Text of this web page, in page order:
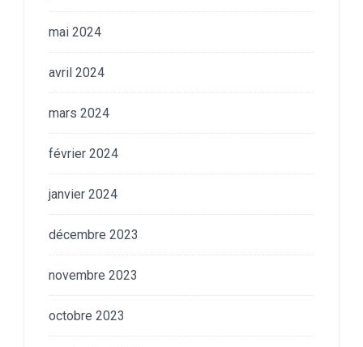
mai 2024
avril 2024
mars 2024
février 2024
janvier 2024
décembre 2023
novembre 2023
octobre 2023